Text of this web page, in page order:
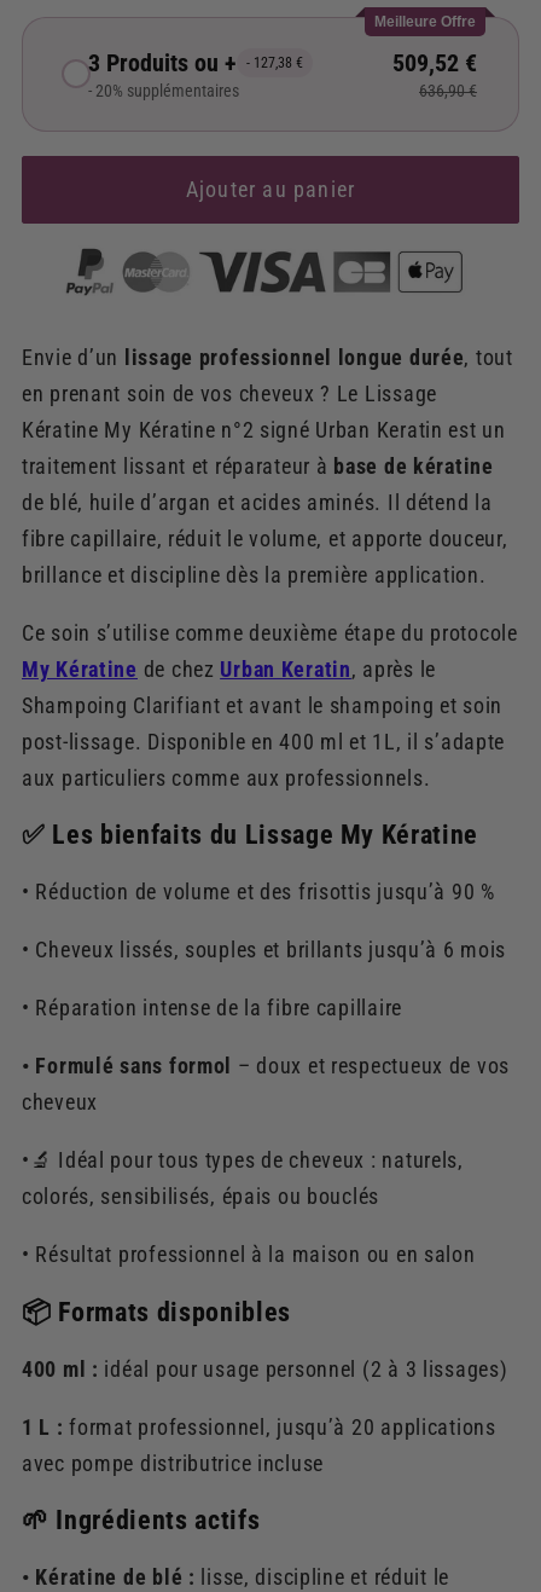
Meilleure Offre
3 Produits ou + - 127,38 €
- 20% supplémentaires
509,52 €
636,90 €
Ajouter au panier
Envie d’un lissage professionnel longue durée, tout
en prenant soin de vos cheveux ? Le Lissage
Kératine My Kératine n°2 signé Urban Keratin est un
traitement lissant et réparateur à base de kératine
de blé, huile d’argan et acides aminés. Il détend la
fibre capillaire, réduit le volume, et apporte douceur,
brillance et discipline dès la première application.
Ce soin s’utilise comme deuxième étape du protocole
My Kératine de chez Urban Keratin, après le
Shampoing Clarifiant et avant le shampoing et soin
post-lissage. Disponible en 400 ml et 1L, il s’adapte
aux particuliers comme aux professionnels.
✅ Les bienfaits du Lissage My Kératine
• Réduction de volume et des frisottis jusqu’à 90 %
• Cheveux lissés, souples et brillants jusqu’à 6 mois
• Réparation intense de la fibre capillaire
• Formulé sans formol – doux et respectueux de vos
cheveux
•🔬 Idéal pour tous types de cheveux : naturels,
colorés, sensibilisés, épais ou bouclés
• Résultat professionnel à la maison ou en salon
📦 Formats disponibles
400 ml : idéal pour usage personnel (2 à 3 lissages)
1 L :format professionnel, jusqu’à 20 applications
avec pompe distributrice incluse
🌱 Ingrédients actifs
• Kératine de blé : lisse, discipline et réduit le